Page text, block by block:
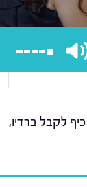
לקבל ברדיו,